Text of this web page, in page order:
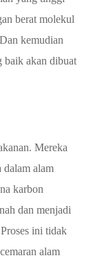
berat molekul
kemudian
baik akan dibuat
Mereka
dalam alam
karbon
dan menjadi
ini tidak
alam